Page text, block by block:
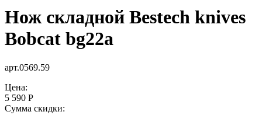
Нож складной Bestech knives
Bobcat bg22a
арт.0569.59
Цена:
5 590 Р
Сумма скидки: